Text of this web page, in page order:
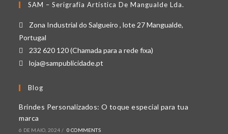
SAM – Serigrafia Artística De Mangualde Lda.
Zona Industrial do Salgueiro , lote 27 Mangualde,
Portugal
232 620 120 (Chamada para a rede fixa)
loja@sampublicidade.pt
Blog
Brindes Personalizados: O toque especial para tua
marca
6 DE MAIO, 2024 / 0 COMMENTS